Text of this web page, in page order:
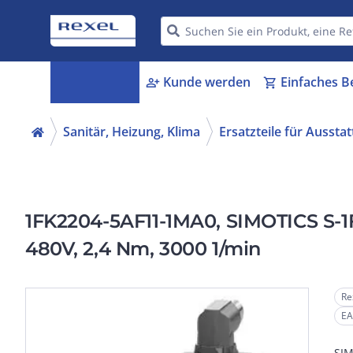
person_add Kunde werden shopping_cart Einfaches
Sanitär, Heizung, Klima Ersatzteile für
1FK2204-5AF11-1MA0, SIMOTICS
480V, 2,4 Nm, 3000 1/min